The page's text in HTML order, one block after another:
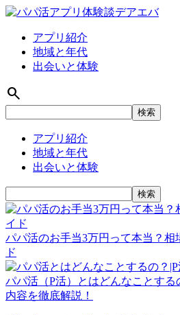
アプリ紹介
地域と年代
出会いと体験
search
アプリ紹介
地域と年代
出会いと体験
パパ活のお手当3万円って本当？相
ド
パパ活（P活）とはどんなことす
内容を徹底解説！